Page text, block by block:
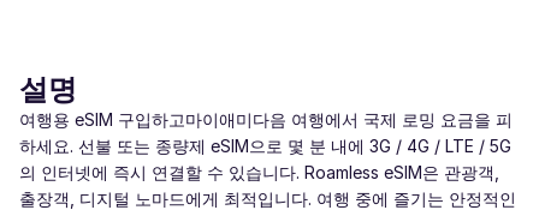
설명
여행용 eSIM 구입하고마이애미다음 여행에서 국제 로밍 요금을 피
하세요. 선불 또는 종량제 eSIM으로 몇 분 내에 3G / 4G / LTE / 5G
의 인터넷에 즉시 연결할 수 있습니다. Roamless eSIM은 관광객,
출장객, 디지털 노마드에게 최적입니다. 여행 중에 즐기는 안정적인